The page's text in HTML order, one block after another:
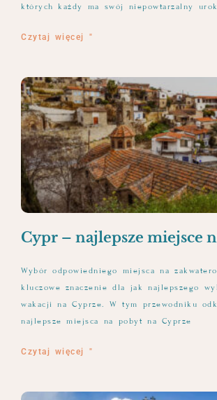
których każdy ma swój niepowtarzalny urok.
Czytaj więcej "
Cypr – najlepsze miejsce
Wybór odpowiedniego miejsca na
kluczowe znaczenie dla jak najlepszego
wakacji na Cyprze. W tym przewodniku
najlepsze miejsca na pobyt na Cyprze
Czytaj więcej "